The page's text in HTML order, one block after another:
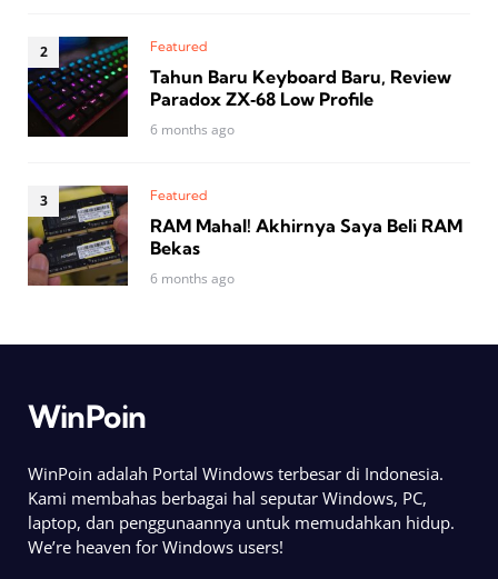
Featured
Tahun Baru Keyboard Baru, Review
Paradox ZX‑68 Low Profile
6 months ago
Featured
RAM Mahal! Akhirnya Saya Beli RAM
Bekas
6 months ago
WinPoin
WinPoin adalah Portal Windows terbesar di Indonesia.
Kami membahas berbagai hal seputar Windows, PC,
laptop, dan penggunaannya untuk memudahkan hidup.
We’re heaven for Windows users!